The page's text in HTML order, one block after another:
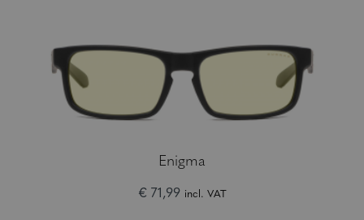
Enigma
€ 71,99 incl. VAT